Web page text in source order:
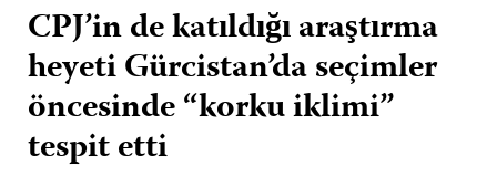
CPJ’in de katıldığı araştırma
heyeti Gürcistan’da seçimler
öncesinde “korku iklimi”
tespit etti